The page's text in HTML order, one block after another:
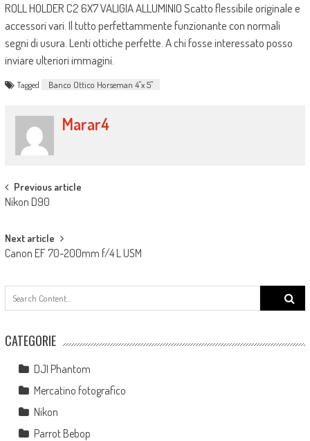
ROLL HOLDER C2 6X7 VALIGIA ALLUMINIO Scatto flessibile originale e
accessori vari. Il tutto perfettammente funzionante con normali
segni di usura. Lenti ottiche perfette. A chi fosse interessato posso
inviare ulteriori immagini.
Tagged Banco Ottico Horseman 4"x 5"
Marar4
Post navigation
Previous article
Nikon D90
Next article
Canon EF 70-200mm f/4 L USM
Search
for:
CATEGORIE
DJI Phantom
Mercatino fotografico
Nikon
Parrot Bebop